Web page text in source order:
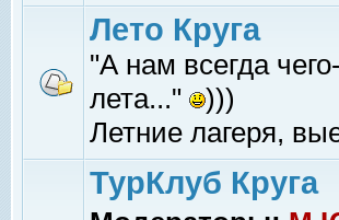
Лето Круга
"А нам всегда
лета..."
)))
Летние лагеря,
ТурКлуб Круга